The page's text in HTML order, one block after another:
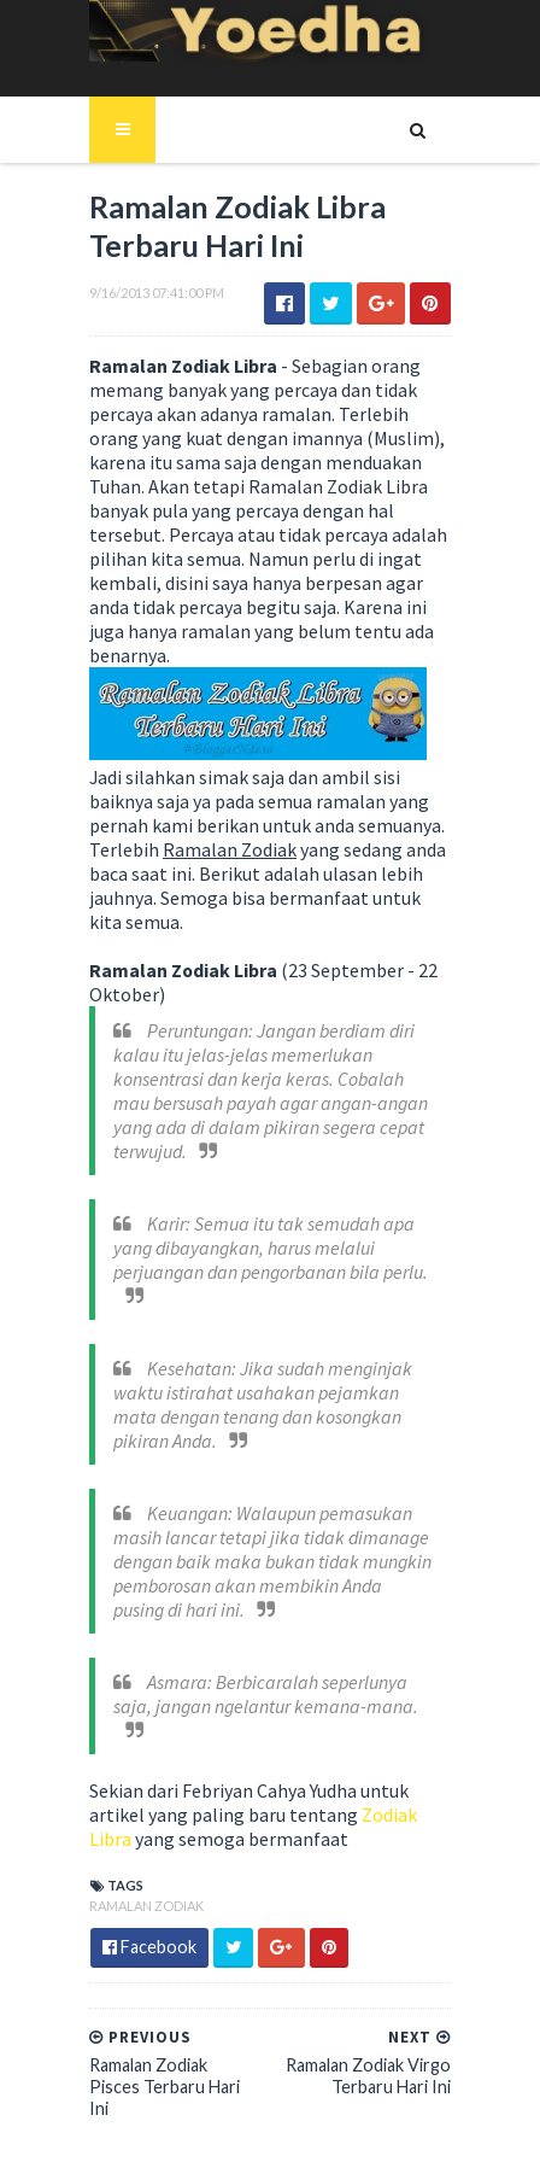
Ramalan Zodiak Libra
Terbaru Hari Ini
9/16/2013 07:41:00 PM
Ramalan Zodiak Libra - Sebagian orang
memang banyak yang percaya dan tidak
percaya akan adanya ramalan. Terlebih
orang yang kuat dengan imannya (Muslim),
karena itu sama saja dengan menduakan
Tuhan. Akan tetapi Ramalan Zodiak Libra
banyak pula yang percaya dengan hal
tersebut. Percaya atau tidak percaya adalah
pilihan kita semua. Namun perlu di ingat
kembali, disini saya hanya berpesan agar
anda tidak percaya begitu saja. Karena ini
juga hanya ramalan yang belum tentu ada
benarnya.
Jadi silahkan simak saja dan ambil sisi
baiknya saja ya pada semua ramalan yang
pernah kami berikan untuk anda semuanya.
Terlebih Ramalan Zodiakyang sedang anda
baca saat ini. Berikut adalah ulasan lebih
jauhnya. Semoga bisa bermanfaat untuk
kita semua.
Ramalan Zodiak Libra (23 September - 22
Oktober)
Peruntungan: Jangan berdiam diri
kalau itu jelas-jelas memerlukan
konsentrasi dan kerja keras. Cobalah
mau bersusah payah agar angan-angan
yang ada di dalam pikiran segera cepat
terwujud.
Karir: Semua itu tak semudah apa
yang dibayangkan, harus melalui
perjuangan dan pengorbanan bila perlu.
Kesehatan: Jika sudah menginjak
waktu istirahat usahakan pejamkan
mata dengan tenang dan kosongkan
pikiran Anda.
Keuangan: Walaupun pemasukan
masih lancar tetapi jika tidak dimanage
dengan baik maka bukan tidak mungkin
pemborosan akan membikin Anda
pusing di hari ini.
Asmara: Berbicaralah seperlunya
saja, jangan ngelantur kemana-mana.
Sekian dari Febriyan Cahya Yudha untuk
artikel yang paling baru tentang Zodiak
Libra yang semoga bermanfaat
TAGS
RAMALAN ZODIAK
Facebook
NEXT
Ramalan Zodiak Virgo
Terbaru Hari Ini
PREVIOUS
Ramalan Zodiak
Pisces Terbaru Hari
Ini